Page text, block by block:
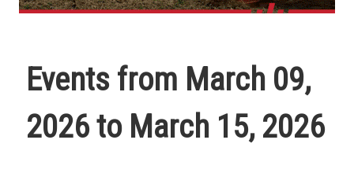
Events from March 09,
2026 to March 15, 2026